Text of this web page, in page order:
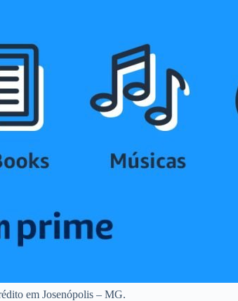
em Josenópolis – MG.